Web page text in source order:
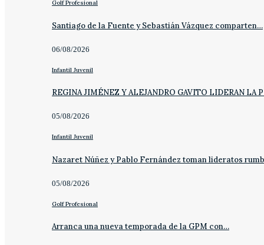
Golf Profesional
Santiago de la Fuente y Sebastián Vázquez comparten…
06/08/2026
Infantil Juvenil
REGINA JIMÉNEZ Y ALEJANDRO GAVITO LIDERAN LA
05/08/2026
Infantil Juvenil
Nazaret Núñez y Pablo Fernández toman lideratos
05/08/2026
Golf Profesional
Arranca una nueva temporada de la GPM con…